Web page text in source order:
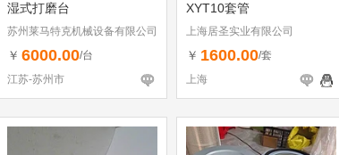
湿式打磨台
苏州莱马特克机械设备有限公司
￥ 6000.00/台
江苏-苏州市
XYT10套管
上海居圣实业有限公司
￥ 1600.00/套
上海